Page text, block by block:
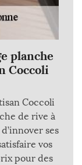
planche
Coccoli
Coccoli
de rive à
ses
vos
pour des